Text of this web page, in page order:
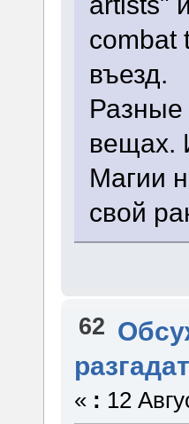
combat
въезд.
Разные
вещах.
Магии
свой
62
« : 12